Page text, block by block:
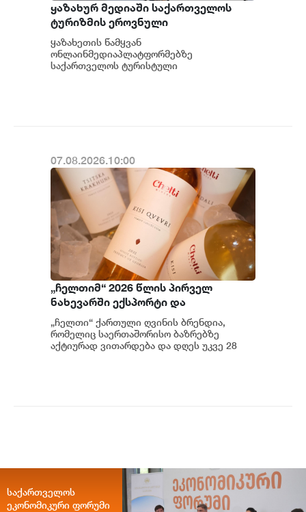
ყაზახურ მედიაში საქართველოს
ტურიზმის ეროვნული
ადმინისტრაციის მარკეტინგული
კამპანიის ფარგლებში სტატიები
მომზადდა
ყაზახეთის წამყვან
ონლაინმედიაპლატფორმებზე
საქართველოს ტურისტული
07.08.2026.10:00
„ჩელთიმ“ 2026 წლის პირველ
ნახევარში ექსპორტი და
საერთაშორისო აქტივობები
გააძლიერა
„ჩელთი“ ქართული ღვინის ბრენდია,
რომელიც საერთაშორისო ბაზრებზე
აქტიურად ვითარდება და დღეს უკვე 28
საქართველოს
ეკონომიკური ფორუმი